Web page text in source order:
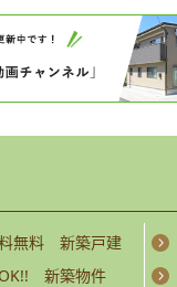
無料 新築戸建
新築物件